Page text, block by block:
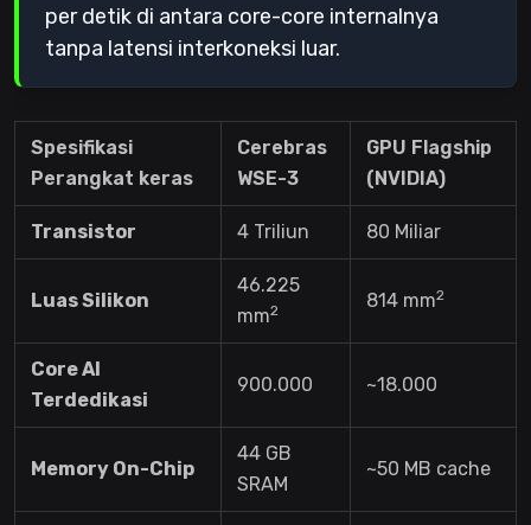
per detik di antara core-core internalnya
tanpa latensi interkoneksi luar.
Spesifikasi
Perangkat keras
Cerebras
WSE-3
GPU Flagship
(NVIDIA)
Transistor 4 Triliun 80 Miliar
Luas Silikon
46.225
mm2 814 mm2
Core AI
Terdedikasi
900.000 ~18.000
Memory On-Chip
44 GB
SRAM
~50 MB cache